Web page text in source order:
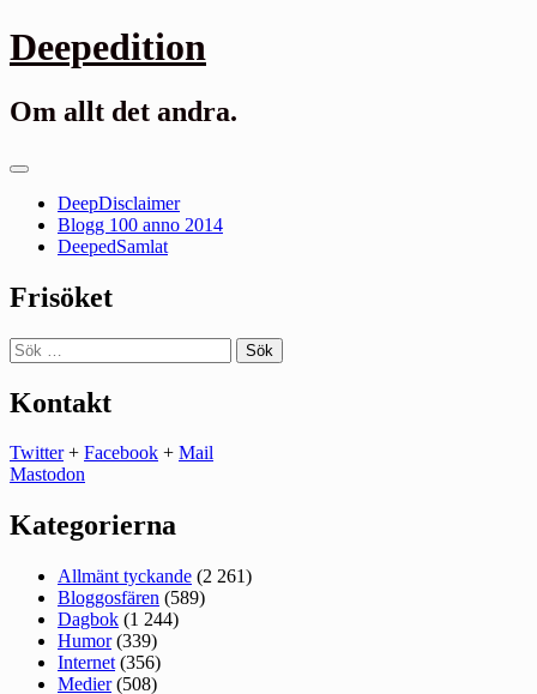
Gå
till
Deepedition
Om allt det andra.
Primär
DeepDisclaimer
Blogg 100 anno 2014
DeepedSamlat
Frisöket
Sök
efter:
Kontakt
Twitter+ Facebook + Mail
Mastodon
Kategorierna
Allmänt tyckande (2 261)
Bloggosfären (589)
Dagbok (1 244)
Humor(339)
Internet (356)
Medier(508)